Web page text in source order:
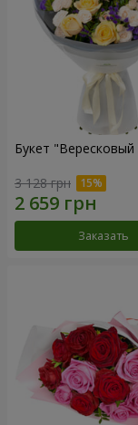
Букет
3 128 грн
Заказать